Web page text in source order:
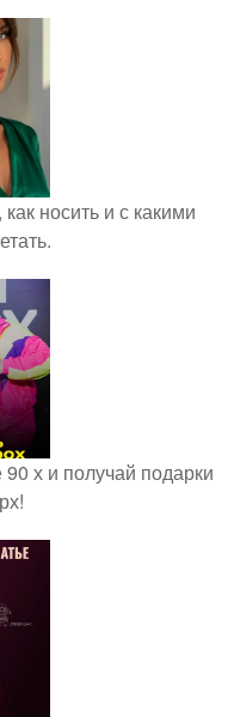
носить и с какими
х и получай подарки